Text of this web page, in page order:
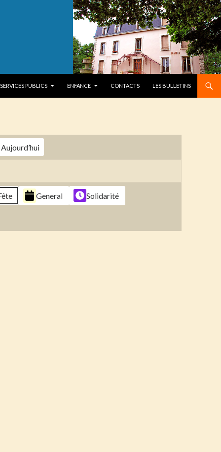
SERVICES PUBLICS ENFANCE CONTACTS LES BULLETINS
Aujourd’hui
General
Solidarité